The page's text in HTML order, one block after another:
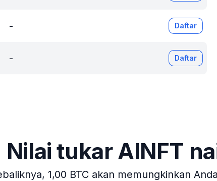
- Daftar
- Daftar
Nilai tukar AINFT
1,00 BTC akan memungkinkan